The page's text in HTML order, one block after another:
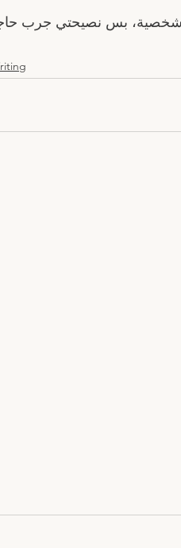
شخصية، بس نصيحتي جرب